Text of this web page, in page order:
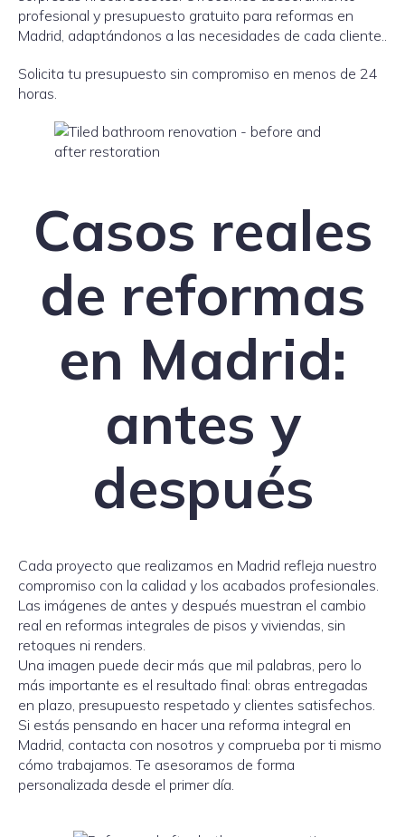
profesional y presupuesto gratuito para reformas en
Madrid, adaptándonos a las necesidades de cada cliente..
Solicita tu presupuesto sin compromiso en menos de 24
horas.
Casos reales
de reformas
en Madrid:
antes y
después
Cada proyecto que realizamos en Madrid refleja nuestro
compromiso con la calidad y los acabados profesionales.
Las imágenes de antes y después muestran el cambio
real en reformas integrales de pisos y viviendas, sin
retoques ni renders.
Una imagen puede decir más que mil palabras, pero lo
más importante es el resultado final: obras entregadas
en plazo, presupuesto respetado y clientes satisfechos.
Si estás pensando en hacer una reforma integral en
Madrid, contacta con nosotros y comprueba por ti mismo
cómo trabajamos. Te asesoramos de forma
personalizada desde el primer día.